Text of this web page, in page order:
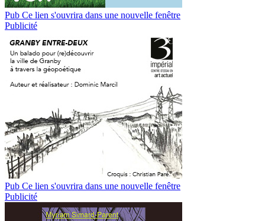
Pub Ce lien s'ouvrira dans une nouvelle fenêtre
Publicité
Pub Ce lien s'ouvrira dans une nouvelle fenêtre
Publicité